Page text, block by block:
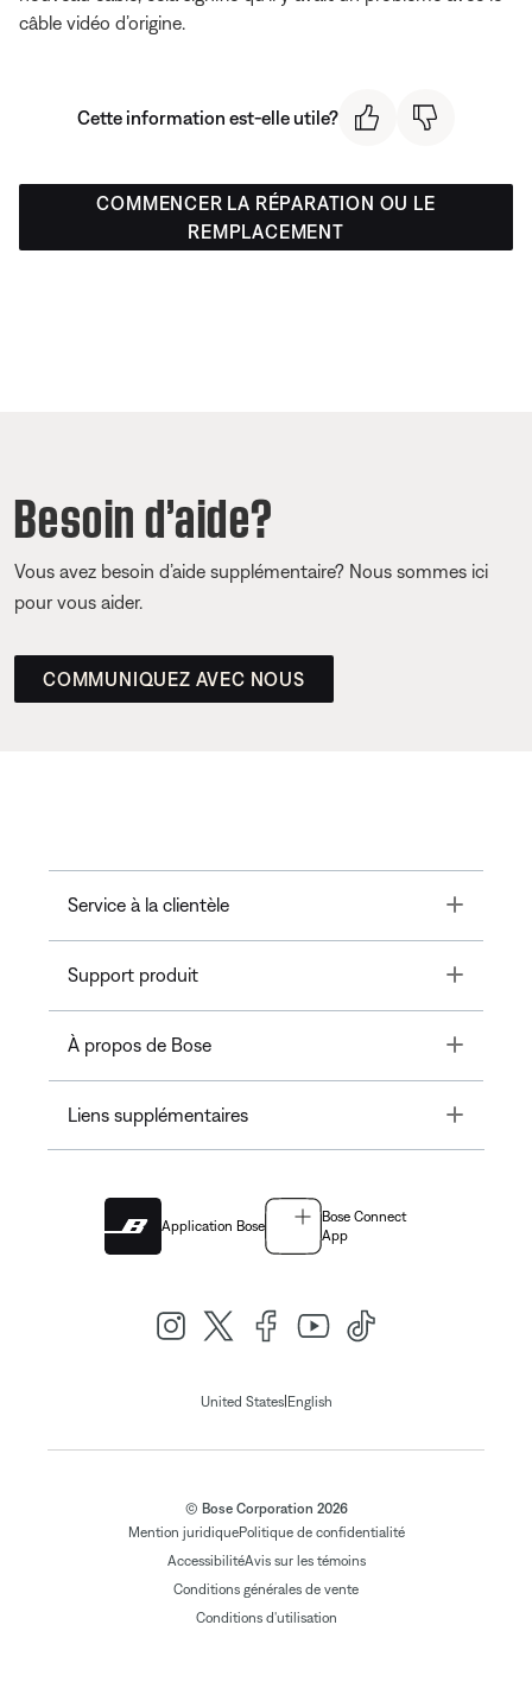
câble vidéo d’origine.
Cette information est-elle utile?
COMMENCER LA RÉPARATION OU LE
REMPLACEMENT
Besoin d’aide?
Vous avez besoin d’aide supplémentaire? Nous sommes ici
pour vous aider.
COMMUNIQUEZ AVEC NOUS
Service à la clientèle Toggle
Support produit Toggle
À propos de Bose Toggle
Liens supplémentaires Toggle
Application Bose
Bose Connect
App
United States| English
© Bose Corporation 2026
Mention juridiquePolitique de confidentialité
AccessibilitéAvis sur les témoins
Conditions générales de vente
Conditions d'utilisation